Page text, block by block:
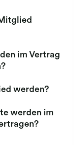
im Vertrag
werden?
werden im